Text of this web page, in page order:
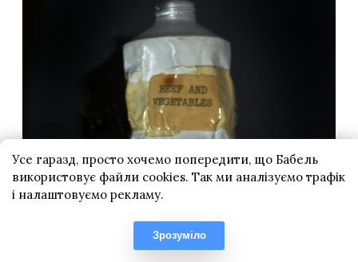
Усе гаразд, просто хочемо попередити, що Бабель
використовує файли cookies. Так ми аналізуємо трафік
і налаштовуємо рекламу.
Зрозуміло